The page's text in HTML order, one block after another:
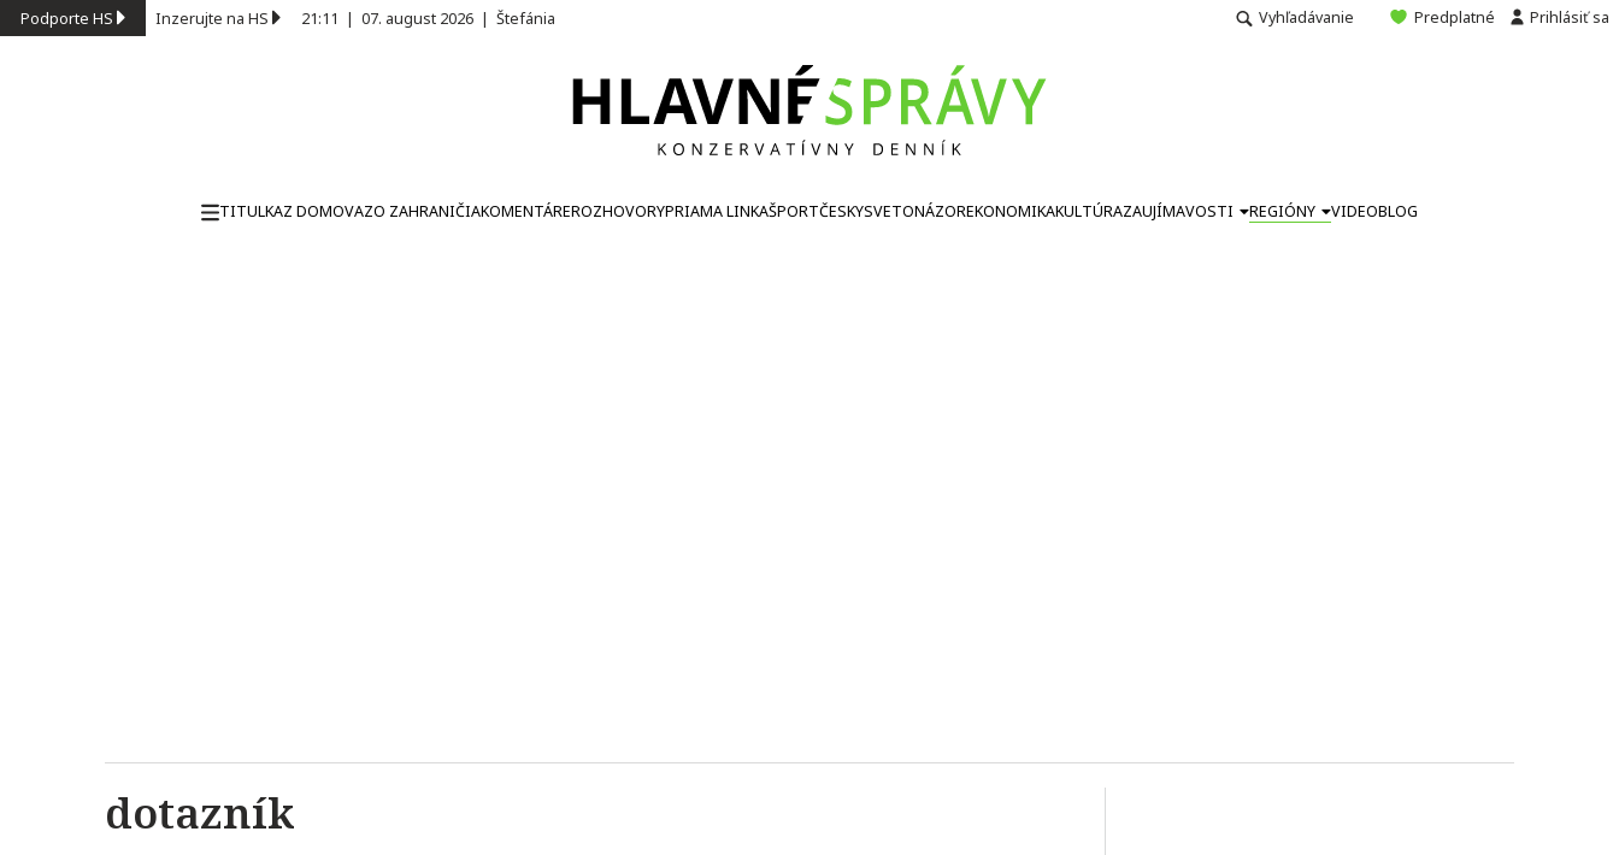
Podporte HS Inzerujte na HS 21:11 | 07. august 2026 | Štefánia Vyhľadávanie Predplatné Prihlásiť sa
TITULKAZ DOMOVAZO ZAHRANIČIAKOMENTÁREROZHOVORYPRIAMA LINKAŠPORTČESKYSVETONÁZOREKONOMIKAKULTÚRAZAUJÍMAVOSTI REGIÓNY VIDEOBLOG
dotazník